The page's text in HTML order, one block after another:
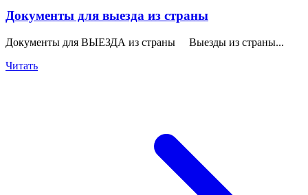
Документы для выезда из страны
Документы для ВЫЕЗДА из страны Выезды из страны...
Читать